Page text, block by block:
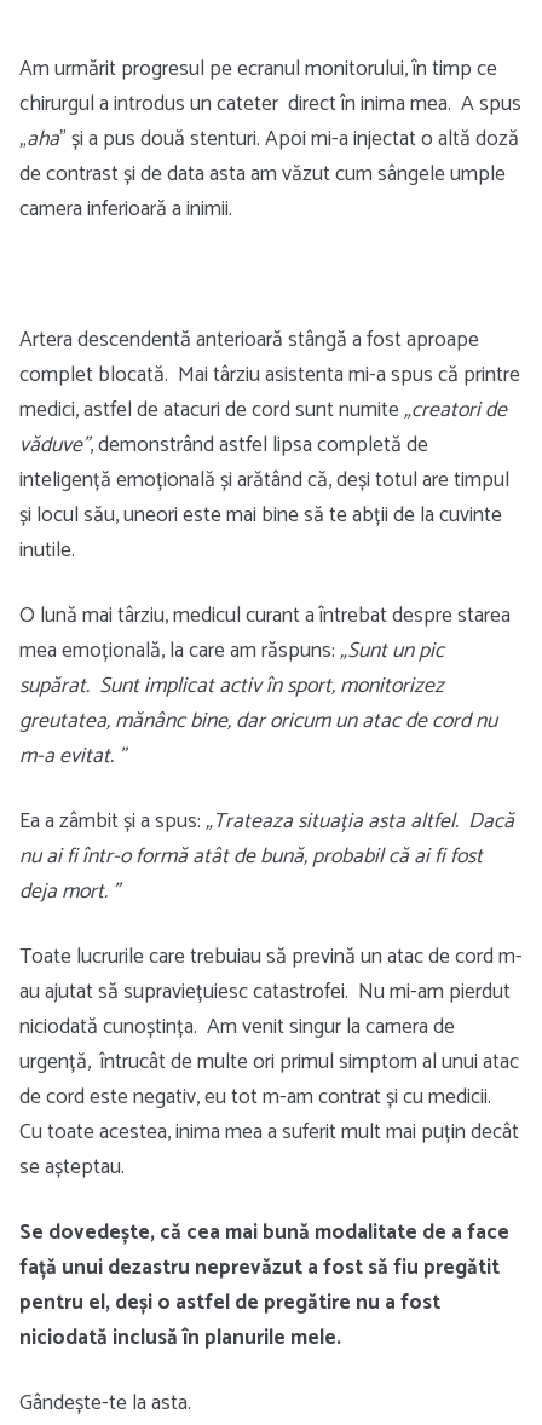
Am urmărit progresul pe ecranul monitorului, în timp ce
chirurgul a introdus un cateter direct în inima mea. A spus
„aha” și a pus două stenturi. Apoi mi-a injectat o altă doză
de contrast și de data asta am văzut cum sângele umple
camera inferioară a inimii.
Artera descendentă anterioară stângă a fost aproape
complet blocată. Mai târziu asistenta mi-a spus că printre
medici, astfel de atacuri de cord sunt numite„creatori de
văduve”, demonstrând astfel lipsa completă de
inteligență emoțională și arătând că, deși totul are timpul
și locul său, uneori este mai bine să te abții de la cuvinte
inutile.
O lună mai târziu, medicul curant a întrebat despre starea
mea emoțională, la care am răspuns:„Sunt un pic
supărat. Sunt implicat activ în sport, monitorizez
greutatea, mănânc bine, dar oricum un atac de cord nu
m-a evitat. ”
Ea a zâmbit și a spus:„Trateaza situația asta altfel. Dacă
nu ai fi într-o formă atât de bună, probabil că ai fi fost
deja mort. ”
Toate lucrurile care trebuiau să prevină un atac de cord m-
au ajutat să supraviețuiesc catastrofei. Nu mi-am pierdut
niciodată cunoștința. Am venit singur la camera de
urgență, întrucât de multe ori primul simptom al unui atac
de cord este negativ, eu tot m-am contrat și cu medicii.
Cu toate acestea, inima mea a suferit mult mai puțin decât
se așteptau.
Se dovedește, că cea mai bună modalitate de a face
față unui dezastru neprevăzut a fost să fiu pregătit
pentru el, deși o astfel de pregătire nu a fost
niciodată inclusă în planurile mele.
Gândește-te la asta.